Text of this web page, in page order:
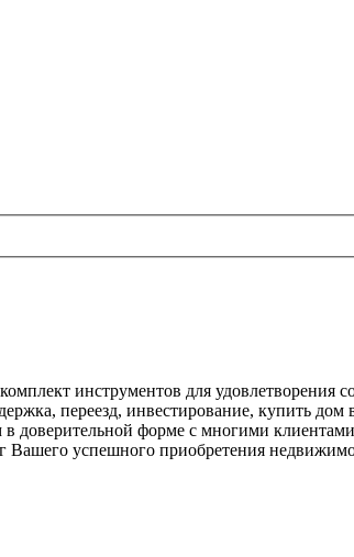
инструментов для удовлетворения
переезд, инвестирование, купить дом
доверительной форме с многими
Вашего успешного приобретения